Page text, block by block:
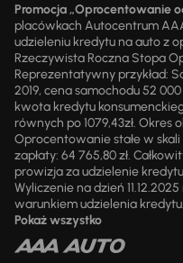
Promocja „Oprocentowanie
placówkach Autocentrum
udzieleniu kredytu na auto z
Rzeczywista Roczna Stopa
Reprezentatywny przykład:
2019, cena samochodu 52 000
kwota kredytu
równych po 1079,43zł.
Oprocentowanie stałe w skali
zapłaty: 64 765,80 zł.
prowizja za udzielenie kredytu
Wyliczenie na dzień
warunkiem udzielenia kredytu.
Pokaż wszystko